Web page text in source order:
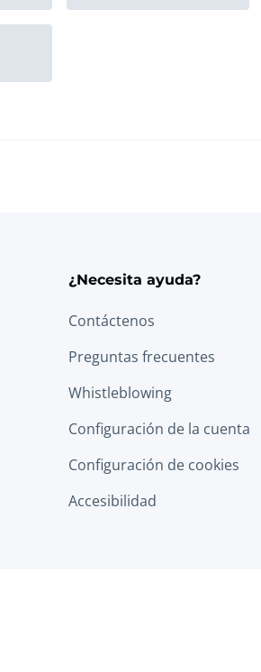
¿Necesita ayuda?
Contáctenos
Preguntas frecuentes
Whistleblowing
Configuración de la cuenta
Configuración de cookies
Accesibilidad